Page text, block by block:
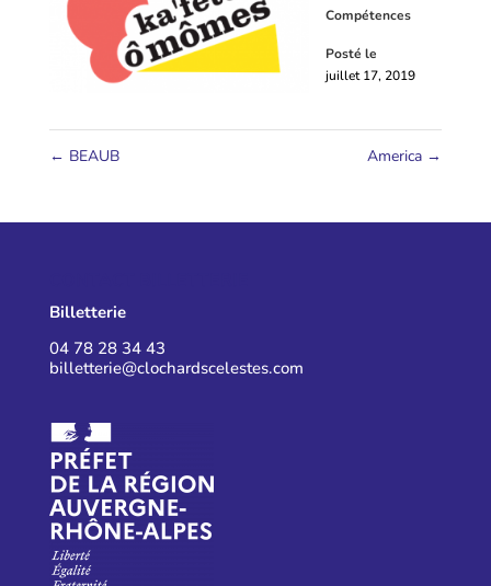
Compétences
Posté le
juillet 17, 2019
← BEAUB America →
Billetterie
04 78 28 34 43
billetterie@clochardscelestes.com